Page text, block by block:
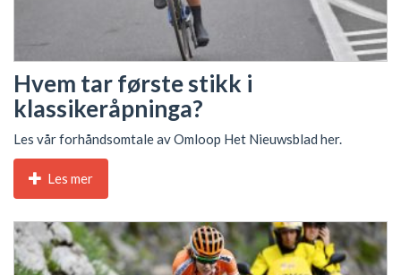
Hvem tar første stikk i
klassikeråpninga?
Les vår forhåndsomtale av Omloop Het Nieuwsblad her.
Les mer